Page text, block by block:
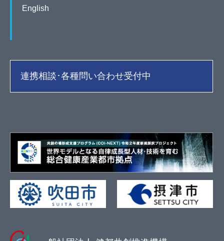
English
連携相談･各種問い合わせ受付中